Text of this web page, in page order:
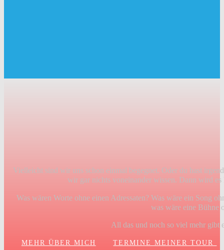
Vielleicht sind wir uns schon einmal begegnet. Oder du hast
wir gar nichts voneinander wissen. Dann wird
Was wären Worte ohne einen Adressaten? Was wäre ein Song
was wäre eine Bühne
All das und noch so viel mehr gibt
MEHR ÜBER MICH TERMINE MEINER TOUR